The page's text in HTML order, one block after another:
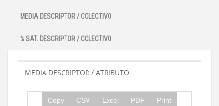
MEDIA DESCRIPTOR / COLECTIVO
% SAT. DESCRIPTOR / COLECTIVO
MEDIA DESCRIPTOR / ATRIBUTO
Copy CSV Excel PDF Print